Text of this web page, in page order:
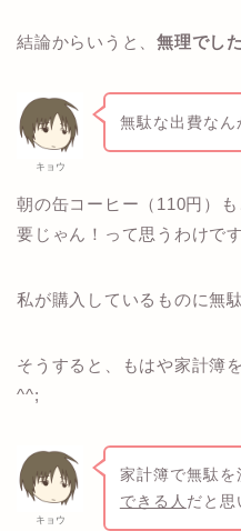
結論からいうと、無理でした
キョウ
無駄な出費なん
朝の缶コーヒー（110円）
要じゃん！って思うわけです
私が購入しているものに無
そうすると、もはや家計簿
^^;
キョウ
家計簿で無駄を
できる人 だと思